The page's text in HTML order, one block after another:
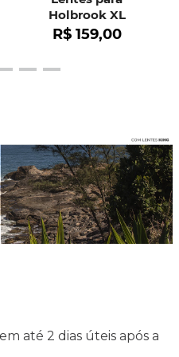
Holbrook XL
R$ 159,00
até 2 dias úteis após a